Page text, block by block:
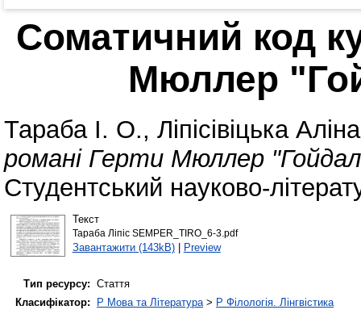
Соматичний код
Мюллер
Тараба І. О., Ліпісівіцька Аліна
романі Герти Мюллер
Студентський науково-
Текст
Тараба Ліпіс SEMPER_TIRO_6-3.pdf
Завантажити (143kB)| Preview
Тип ресурсу: Стаття
Класифікатор:
P Мова та Література> P Філологія. Лінгвістика